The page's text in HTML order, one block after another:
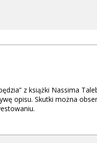
z książki Nassima
opisu. Skutki można